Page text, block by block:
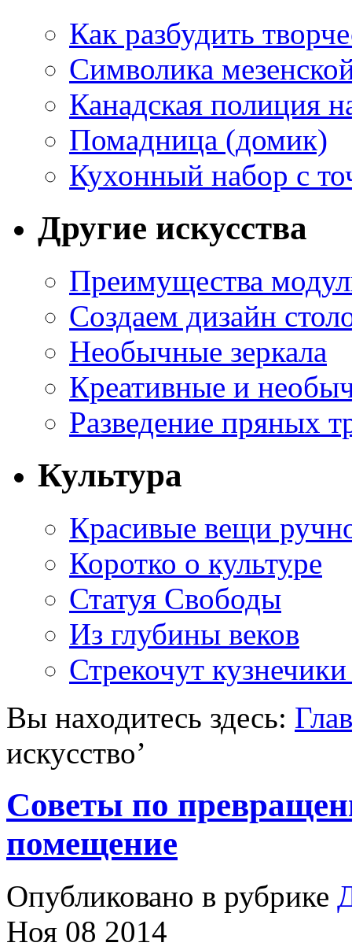
Как разбудить
Символика
Канадская полиция
Помадница (домик)
Кухонный набор с
Другие искусства
Преимущества
Создаем дизайн
Необычные зеркала
Креативные и
Разведение пряных
Культура
Красивые вещи
Коротко о культуре
Статуя Свободы
Из глубины веков
Стрекочут
Вы находитесь здесь:
искусство’
Советы по
помещение
Опубликовано в рубрике
Ноя 08 2014